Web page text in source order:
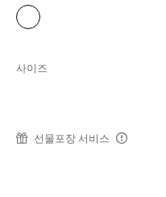
사이즈
선물포장 서비스